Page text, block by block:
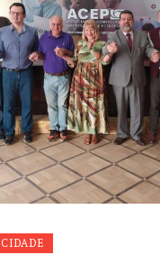
CIDADE